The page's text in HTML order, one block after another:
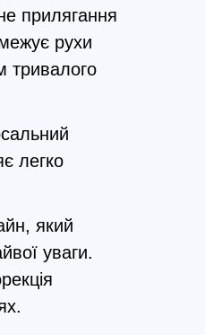
прилягання
рухи
тривалого
легко
який
уваги.